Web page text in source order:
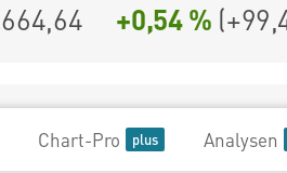
+0,54 % (
Chart-Pro Analysen